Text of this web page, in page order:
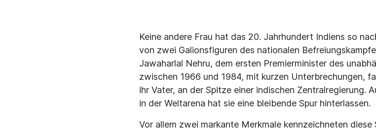
Keine andere Frau hat das 20. Jahrhundert Indiens so
von zwei Galionsfiguren des nationalen
Jawaharlal Nehru, dem ersten Premierminister des
zwischen 1966 und 1984, mit kurzen Unterbrechungen,
ihr Vater, an der Spitze einer indischen Zentralregierung.
in der Weltarena hat sie eine bleibende Spur hin­terlassen.
Vor allem zwei markante Merkmale kennzeichneten diese